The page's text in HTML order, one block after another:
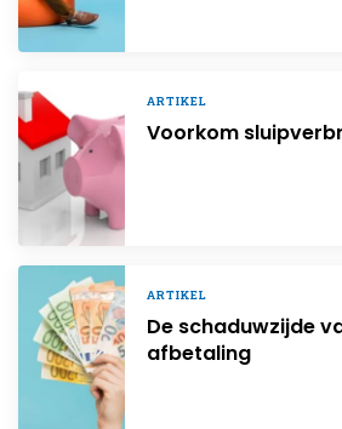
ARTIKEL
Voorkom
ARTIKEL
De schaduwzijde
afbetaling